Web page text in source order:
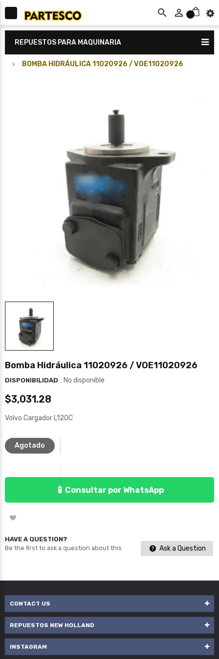
 
REPUESTOS PARA MAQUINARIA
BOMBA HIDRÁULICA 11020926 / VOE11020926
Bomba Hidráulica 11020926 / VOE11020926
DISPONIBILIDAD : No disponible
$3,031.28
Volvo Cargador L120C
Agotado
📱 Consultar por WhatsApp
HAVE A QUESTION?
Be the first to ask a question about this.
Ask a Question
CONTACT US
REPUESTOS NEW HOLLAND
INSTAGRAM